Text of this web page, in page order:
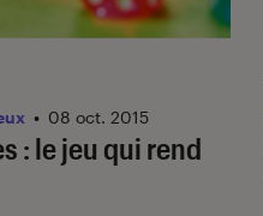
: le jeu qui rend
• 08 oct. 2015